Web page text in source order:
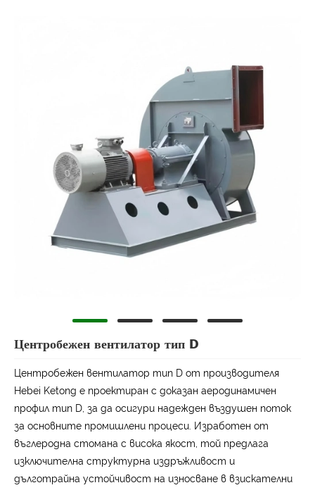
Центробежен вентилатор тип D
Центробежен вентилатор тип D от производителя
Hebei Ketong е проектиран с доказан аеродинамичен
профил тип D, за да осигури надежден въздушен поток
за основните промишлени процеси. Изработен от
въглеродна стомана с висока якост, той предлага
изключителна структурна издръжливост и
дълготрайна устойчивост на износване в взискателни